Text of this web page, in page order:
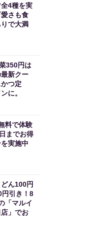
4種を実
さも食
で大満
350円は
新クー
つ定
に。
料で体験
までお得
実施中
どん100円
円引き！8
「マルイ
」でお